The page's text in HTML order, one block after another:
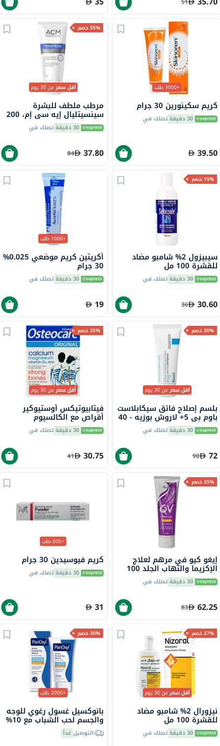
+3000 طلب
كريم سكينورين 30 جرام
30 دقيقة تصلك في
39.50
55% خصم
أقل سعرمن 30 يوم
مرطب ملطف للبشرة
سينسيتليال إيه سي إم، 200
مل 30 دقيقة تصلك في
37.80
84
15% خصم
سيبيزول 2% شامبو مضاد
للقشرة 100 مل
30 دقيقة تصلك في
30.60
36
+1000 طلب
أكريتين كريم موضعي 0.025%
30 جرام
30 دقيقة تصلك في
19
20% خصم
أقل سعرمن 30 يوم
بلسم إصلاح فائق سيكابلاست
باوم بي 5+ لاروش بوزيه - 40
مل 30 دقيقة تصلك في
72
90
25% خصم
أقل سعرمن 30 يوم
فيتابيوتيكس أوستيوكير
أقراص مع الكالسيوم
والزنك لقوة العظام، 30 قرص
30 دقيقة تصلك في
30.75
41
25% خصم
إيغو كيو في مرهم لعلاج
الإكزيما والتهاب الجلد 100
جرام 30 دقيقة تصلك في
62.25
83
+600 طلب
كريم فيوسيدين 30 جرام
30 دقيقة تصلك في
31
27% خصم
أقل سعرمن 30 يوم
نيزورال 2% شامبو مضاد
للقشرة 100 مل
30 دقيقة تصلك في
30% خصم
+2000 طلب
بانوكسيل غسول رغوي للوجه
والجسم لحب الشباب مع 10%
بيروكسيد البنزويل 156 جرام
التوصيلغداً